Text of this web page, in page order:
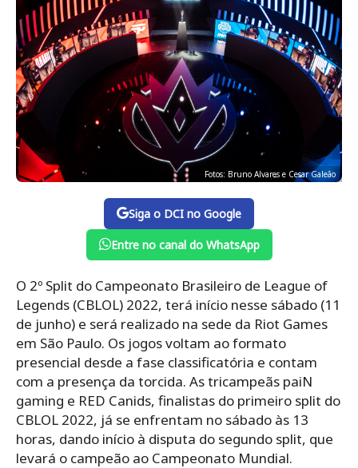
Fotos: Bruno Alvares e Cesar Galeão
Siga o DCI no Google
Entre no canal do WhatsApp
O 2º Split do Campeonato Brasileiro de League of
Legends (CBLOL) 2022, terá início nesse sábado (11
de junho) e será realizado na sede da Riot Games
em São Paulo. Os jogos voltam ao formato
presencial desde a fase classificatória e contam
com a presença da torcida. As tricampeãs paiN
gaming e RED Canids, finalistas do primeiro split do
CBLOL 2022, já se enfrentam no sábado às 13
horas, dando início à disputa do segundo split, que
levará o campeão ao Campeonato Mundial.